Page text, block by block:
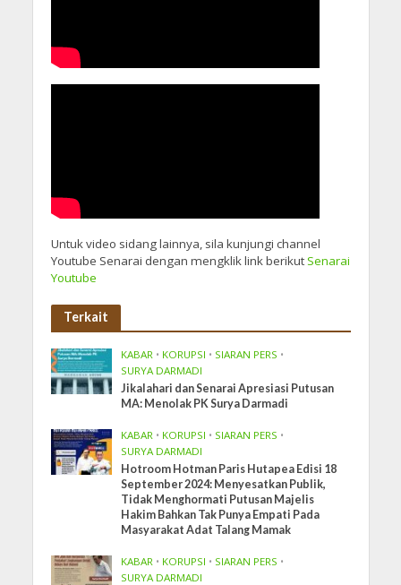
Untuk video sidang lainnya, sila kunjungi channel
Youtube Senarai dengan mengklik link berikutSenarai
Youtube
Terkait
KABAR • KORUPSI • SIARAN PERS •
SURYA DARMADI
Jikalahari dan Senarai Apresiasi Putusan
MA: Menolak PK Surya Darmadi
KABAR • KORUPSI • SIARAN PERS •
SURYA DARMADI
Hotroom Hotman Paris Hutapea Edisi 18
September 2024: Menyesatkan Publik,
Tidak Menghormati Putusan Majelis
Hakim Bahkan Tak Punya Empati Pada
Masyarakat Adat Talang Mamak
KABAR • KORUPSI • SIARAN PERS •
SURYA DARMADI